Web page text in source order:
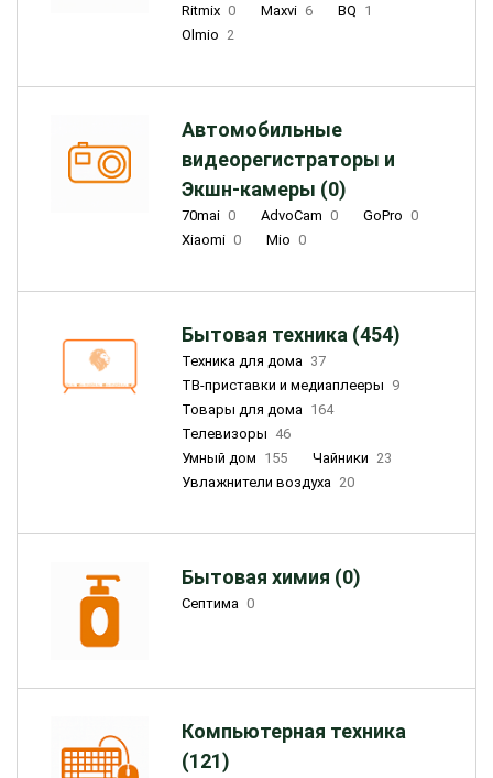
Ritmix 0 Maxvi 6 BQ 1
Olmio 2
Автомобильные
видеорегистраторы и
Экшн-камеры (0)
70mai 0 AdvoCam 0 GoPro 0
Xiaomi 0 Mio 0
Бытовая техника (454)
Техника для дома 37
ТВ-приставки и медиаплееры 9
Товары для дома 164
Телевизоры 46
Умный дом 155 Чайники 23
Увлажнители воздуха 20
Бытовая химия (0)
Септима 0
Компьютерная техника
(121)